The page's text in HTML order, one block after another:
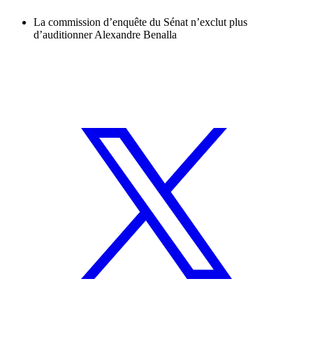
La commission d’enquête du Sénat n’exclut plus
d’auditionner Alexandre Benalla